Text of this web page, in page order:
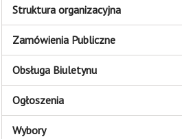
Struktura organizacyjna
Zamówienia Publiczne
Obsługa Biuletynu
Ogłoszenia
Wybory